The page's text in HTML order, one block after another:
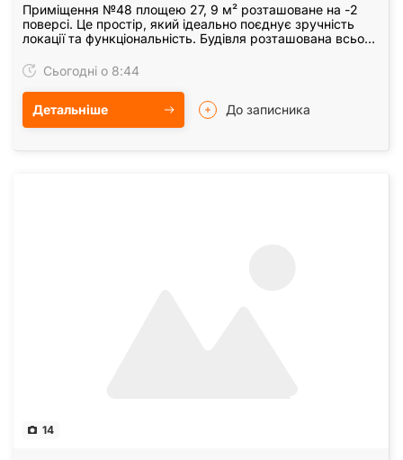
Приміщення №48 площею 27, 9 м² розташоване на -2
поверсі. Це простір, який ідеально поєднує зручність
локації та функціональність. Будівля розташована всього
Сьогодні о 8:44
Детальніше До записника
14